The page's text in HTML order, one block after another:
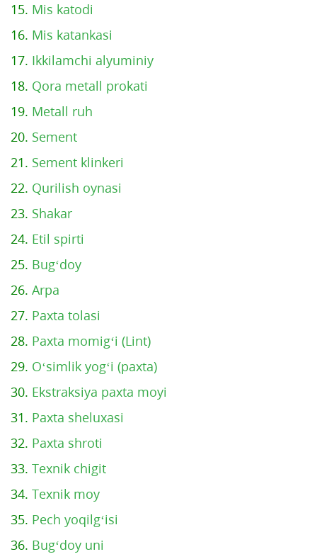
15. Mis katodi
16. Mis katankasi
17. Ikkilamchi alyuminiy
18. Qora metall prokati
19. Metall ruh
20. Sement
21. Sement klinkeri
22. Qurilish oynasi
23. Shakar
24. Etil spirti
25. Bug‘doy
26. Arpa
27. Paxta tolasi
28. Paxta momig‘i (Lint)
29. O‘simlik yog‘i (paxta)
30. Ekstraksiya paxta moyi
31. Paxta sheluxasi
32. Paxta shroti
33. Texnik chigit
34. Texnik moy
35. Pech yoqilg‘isi
36. Bug‘doy uni